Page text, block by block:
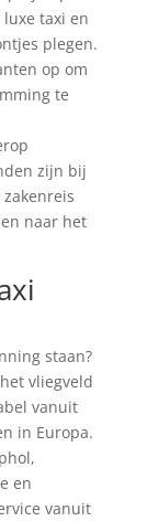
taxi en
plegen.
op om
te
zijn bij
naar het
staan?
vliegveld
vanuit
in Europa.
en
vanuit